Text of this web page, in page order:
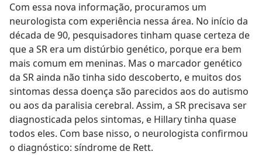
Com essa nova informação, procuramos um
neurologista com experiência nessa área. No início da
década de 90, pesquisadores tinham quase certeza de
que a SR era um distúrbio genético, porque era bem
mais comum em meninas. Mas o marcador genético
da SR ainda não tinha sido descoberto, e muitos dos
sintomas dessa doença são parecidos aos do autismo
ou aos da paralisia cerebral. Assim, a SR precisava ser
diagnosticada pelos sintomas, e Hillary tinha quase
todos eles. Com base nisso, o neurologista confirmou
o diagnóstico: síndrome de Rett.